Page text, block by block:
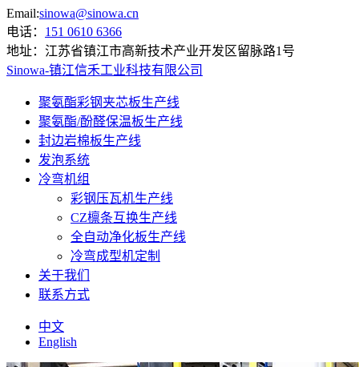
Email:sinowa@sinowa.cn
电话： 151 0610 6366
地址： 江苏省镇江市高新技术产业开发区留脉路1号
Sinowa-镇江信禾工业科技有限公司
聚氨酯彩钢夹芯板生产线
聚氨酯/酚醛保温板生产线
封边岩棉板生产线
发泡系统
冷弯机组
彩钢压瓦机生产线
CZ檩条互换生产线
全自动净化板生产线
冷弯成型机定制
关于我们
联系方式
中文
English